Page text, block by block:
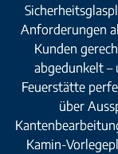
Anforderungen
Kunden
abgedunkelt –
Feuerstätte
über
Kamin-